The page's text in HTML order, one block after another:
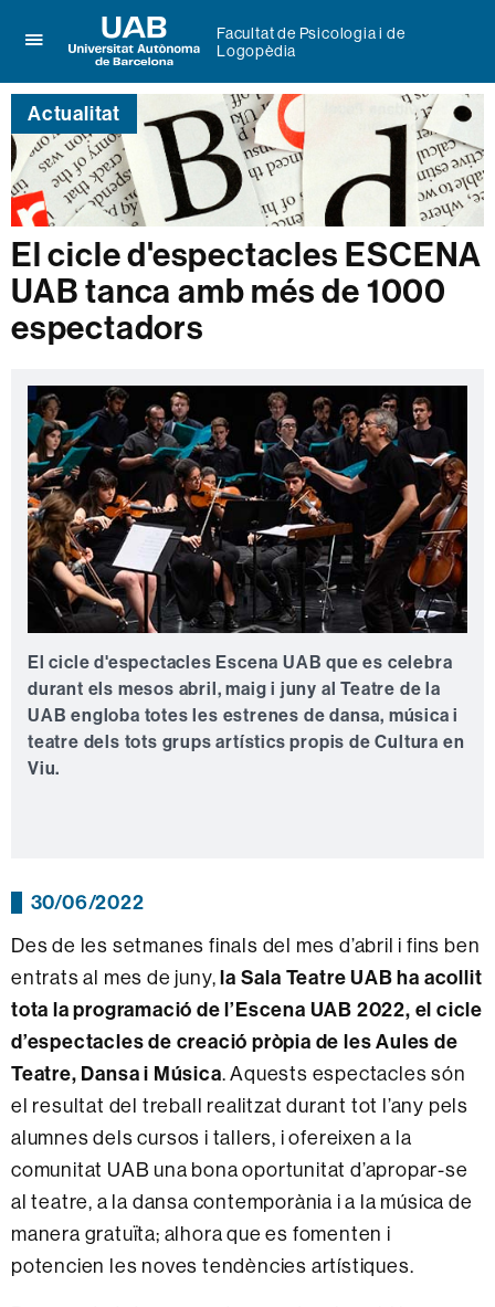
per
desplegar
el
menú
de
Facultat
de
Psicologia
de
Logopèdia
Universitat
Autònoma
de
Barcelona
Facultat de Psicologia i de
Logopèdia
Actualitat
El cicle d'espectacles ESCENA
UAB tanca amb més de 1000
espectadors
El cicle d'espectacles Escena UAB que es celebra
durant els mesos abril, maig i juny al Teatre de la
UAB engloba totes les estrenes de dansa, música i
teatre dels tots grups artístics propis de Cultura en
Viu.
30/06/2022
Des de les setmanes finals del mes d’abril i fins ben
entrats al mes de juny,la Sala Teatre UAB ha acollit
tota la programació de l’Escena UAB 2022, el cicle
d’espectacles de creació pròpia de les Aules de
Teatre, Dansa i Música. Aquests espectacles són
el resultat del treball realitzat durant tot l’any pels
alumnes dels cursos i tallers, i ofereixen a la
comunitat UAB una bona oportunitat d’apropar-se
al teatre, a la dansa contemporània i a la música de
manera gratuïta; alhora que es fomenten i
potencien les noves tendències artístiques.